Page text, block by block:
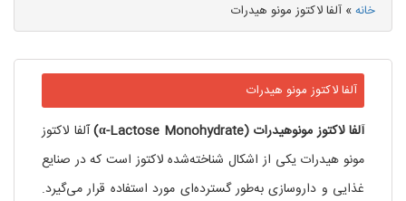
خانه» آلفا لاکتوز مونو هیدرات
آلفا لاکتوز مونو هیدرات
آلفا لاکتوز مونوهیدرات (α-Lactose Monohydrate)
آلفا لاکتوز
مونو هیدرات یکی از اشکال شناخته‌شده لاکتوز است که در صنایع
غذایی و داروسازی به‌طور گسترده‌ای مورد استفاده قرار می‌گیرد.